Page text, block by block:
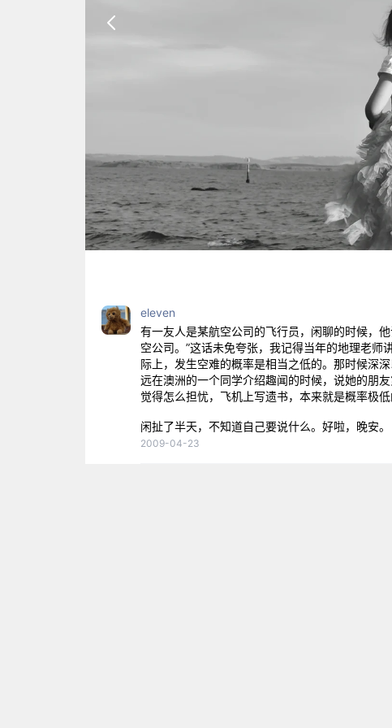
eleven
有一友人是某航空公司的飞行员，闲聊的时候，
空公司。”这话未免夸张，我记得当年的地理老
际上，发生空难的概率是相当之低的。那时候深
远在澳洲的一个同学介绍趣闻的时候，说她的朋
觉得怎么担忧，飞机上写遗书，本来就是概率极
闲扯了半天，不知道自己要说什么。好啦，晚安。
2009-04-23